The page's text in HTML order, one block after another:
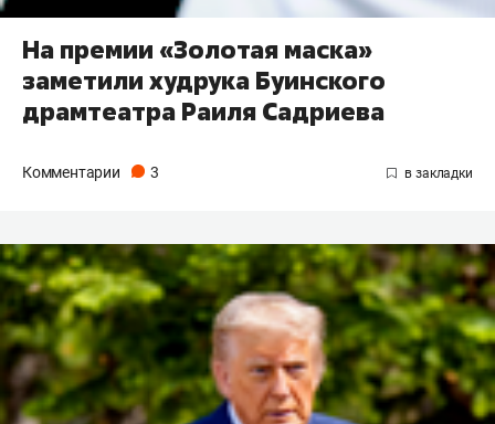
На премии «Золотая маска»
заметили худрука Буинского
драмтеатра Раиля Садриева
Комментарии 3